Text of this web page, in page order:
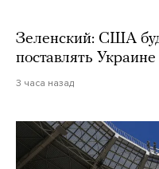
Зеленский: США
поставлять
3 часа назад